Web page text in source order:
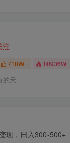
注
718W+ 10936W+
的天
现，日入300-500+